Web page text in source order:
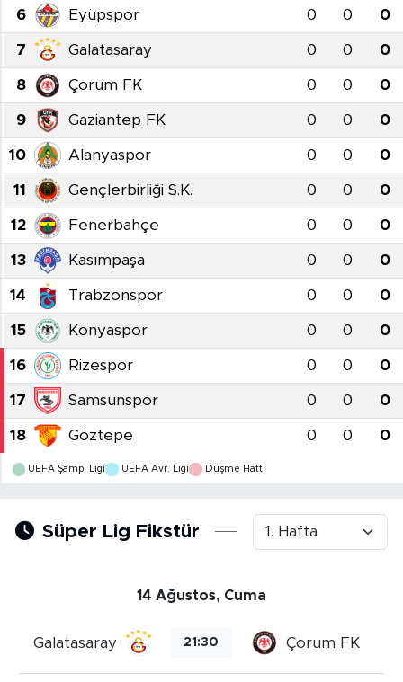
6 Eyüpspor 0 0 0
7 Galatasaray 0 0 0
8 Çorum FK 0 0 0
9 Gaziantep FK 0 0 0
10 Alanyaspor 0 0 0
11 Gençlerbirliği S.K. 0 0 0
12 Fenerbahçe 0 0 0
13 Kasımpaşa 0 0 0
14 Trabzonspor 0 0 0
15 Konyaspor 0 0 0
16 Rizespor 0 0 0
17 Samsunspor 0 0 0
18 Göztepe 0 0 0
UEFA Şamp. Ligi UEFA Avr. Ligi Düşme Hattı
Süper Lig Fikstür
14 Ağustos, Cuma
Galatasaray 21:30 Çorum FK
BİLİM-TEKNOLOJİ
RÖPÖRTAJ
ANALİZ
NOSTALJİ
KULİS
YAZARLAR
DİNİ
POLİTİKA
EKONOMİ
SPOR
YAŞAM
KADIN